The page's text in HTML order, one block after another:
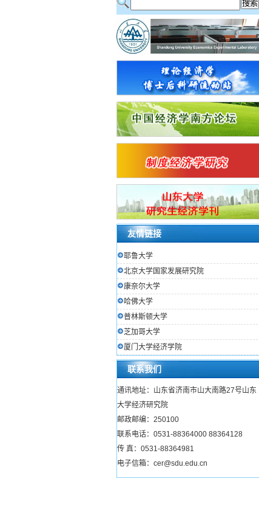
友情链接
耶鲁大学
北京大学国家发展研究院
康奈尔大学
哈佛大学
普林斯顿大学
芝加哥大学
厦门大学经济学院
联系我们
通讯地址：山东省济南市山大南路27号山东
大学经济研究院
邮政邮编：250100
联系电话：0531-88364000 88364128
传 真：0531-88364981
电子信箱：cer@sdu.edu.cn